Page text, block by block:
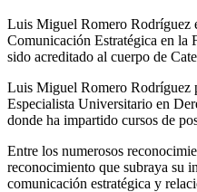
Luis Miguel Romero Rodríguez
Comunicación Estratégica en la
sido acreditado al cuerpo de
Luis Miguel Romero Rodríguez
Especialista Universitario en
donde ha impartido cursos de
Entre los numerosos
reconocimiento que subraya su
comunicación estratégica y